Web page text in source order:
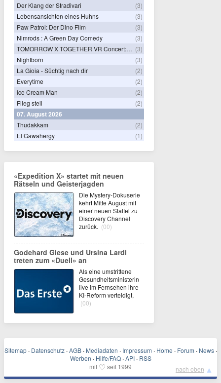
Der Klang der Stradivari
(3)
Lebensansichten eines Huhns
(3)
Paw Patrol: Der Dino Film
(3)
Nimrods : A Green Day Comedy
(3)
TOMORROW X TOGETHER VR Concert: Endless Ride (3)
Nightborn
(3)
La Gioia - Süchtig nach dir
(2)
Everytime
(2)
Ice Cream Man
(2)
Flieg steil
(2)
07. August 2026
Thudakkam
(2)
El Gawahergy
(1)
«Expedition X» startet mit neuen
Rätseln und Geisterjagden
Die Mystery-Dokuserie
kehrt Mitte August mit
einer neuen Staffel zu
Discovery Channel
zurück. (00)
Godehard Giese und Ursina Lardi
treten zum «Duell» an
Als eine umstrittene
Gesundheitsministerin
live im Fernsehen ihre
KI-Reform verteidigt,
(00)
Sitemap · Datenschutz · AGB · Mediadaten · Impressum · Home · Forum · News ·
Werben · Hilfe/FAQ · API · RSS
mit ♡ seit 1999 nach oben ▲